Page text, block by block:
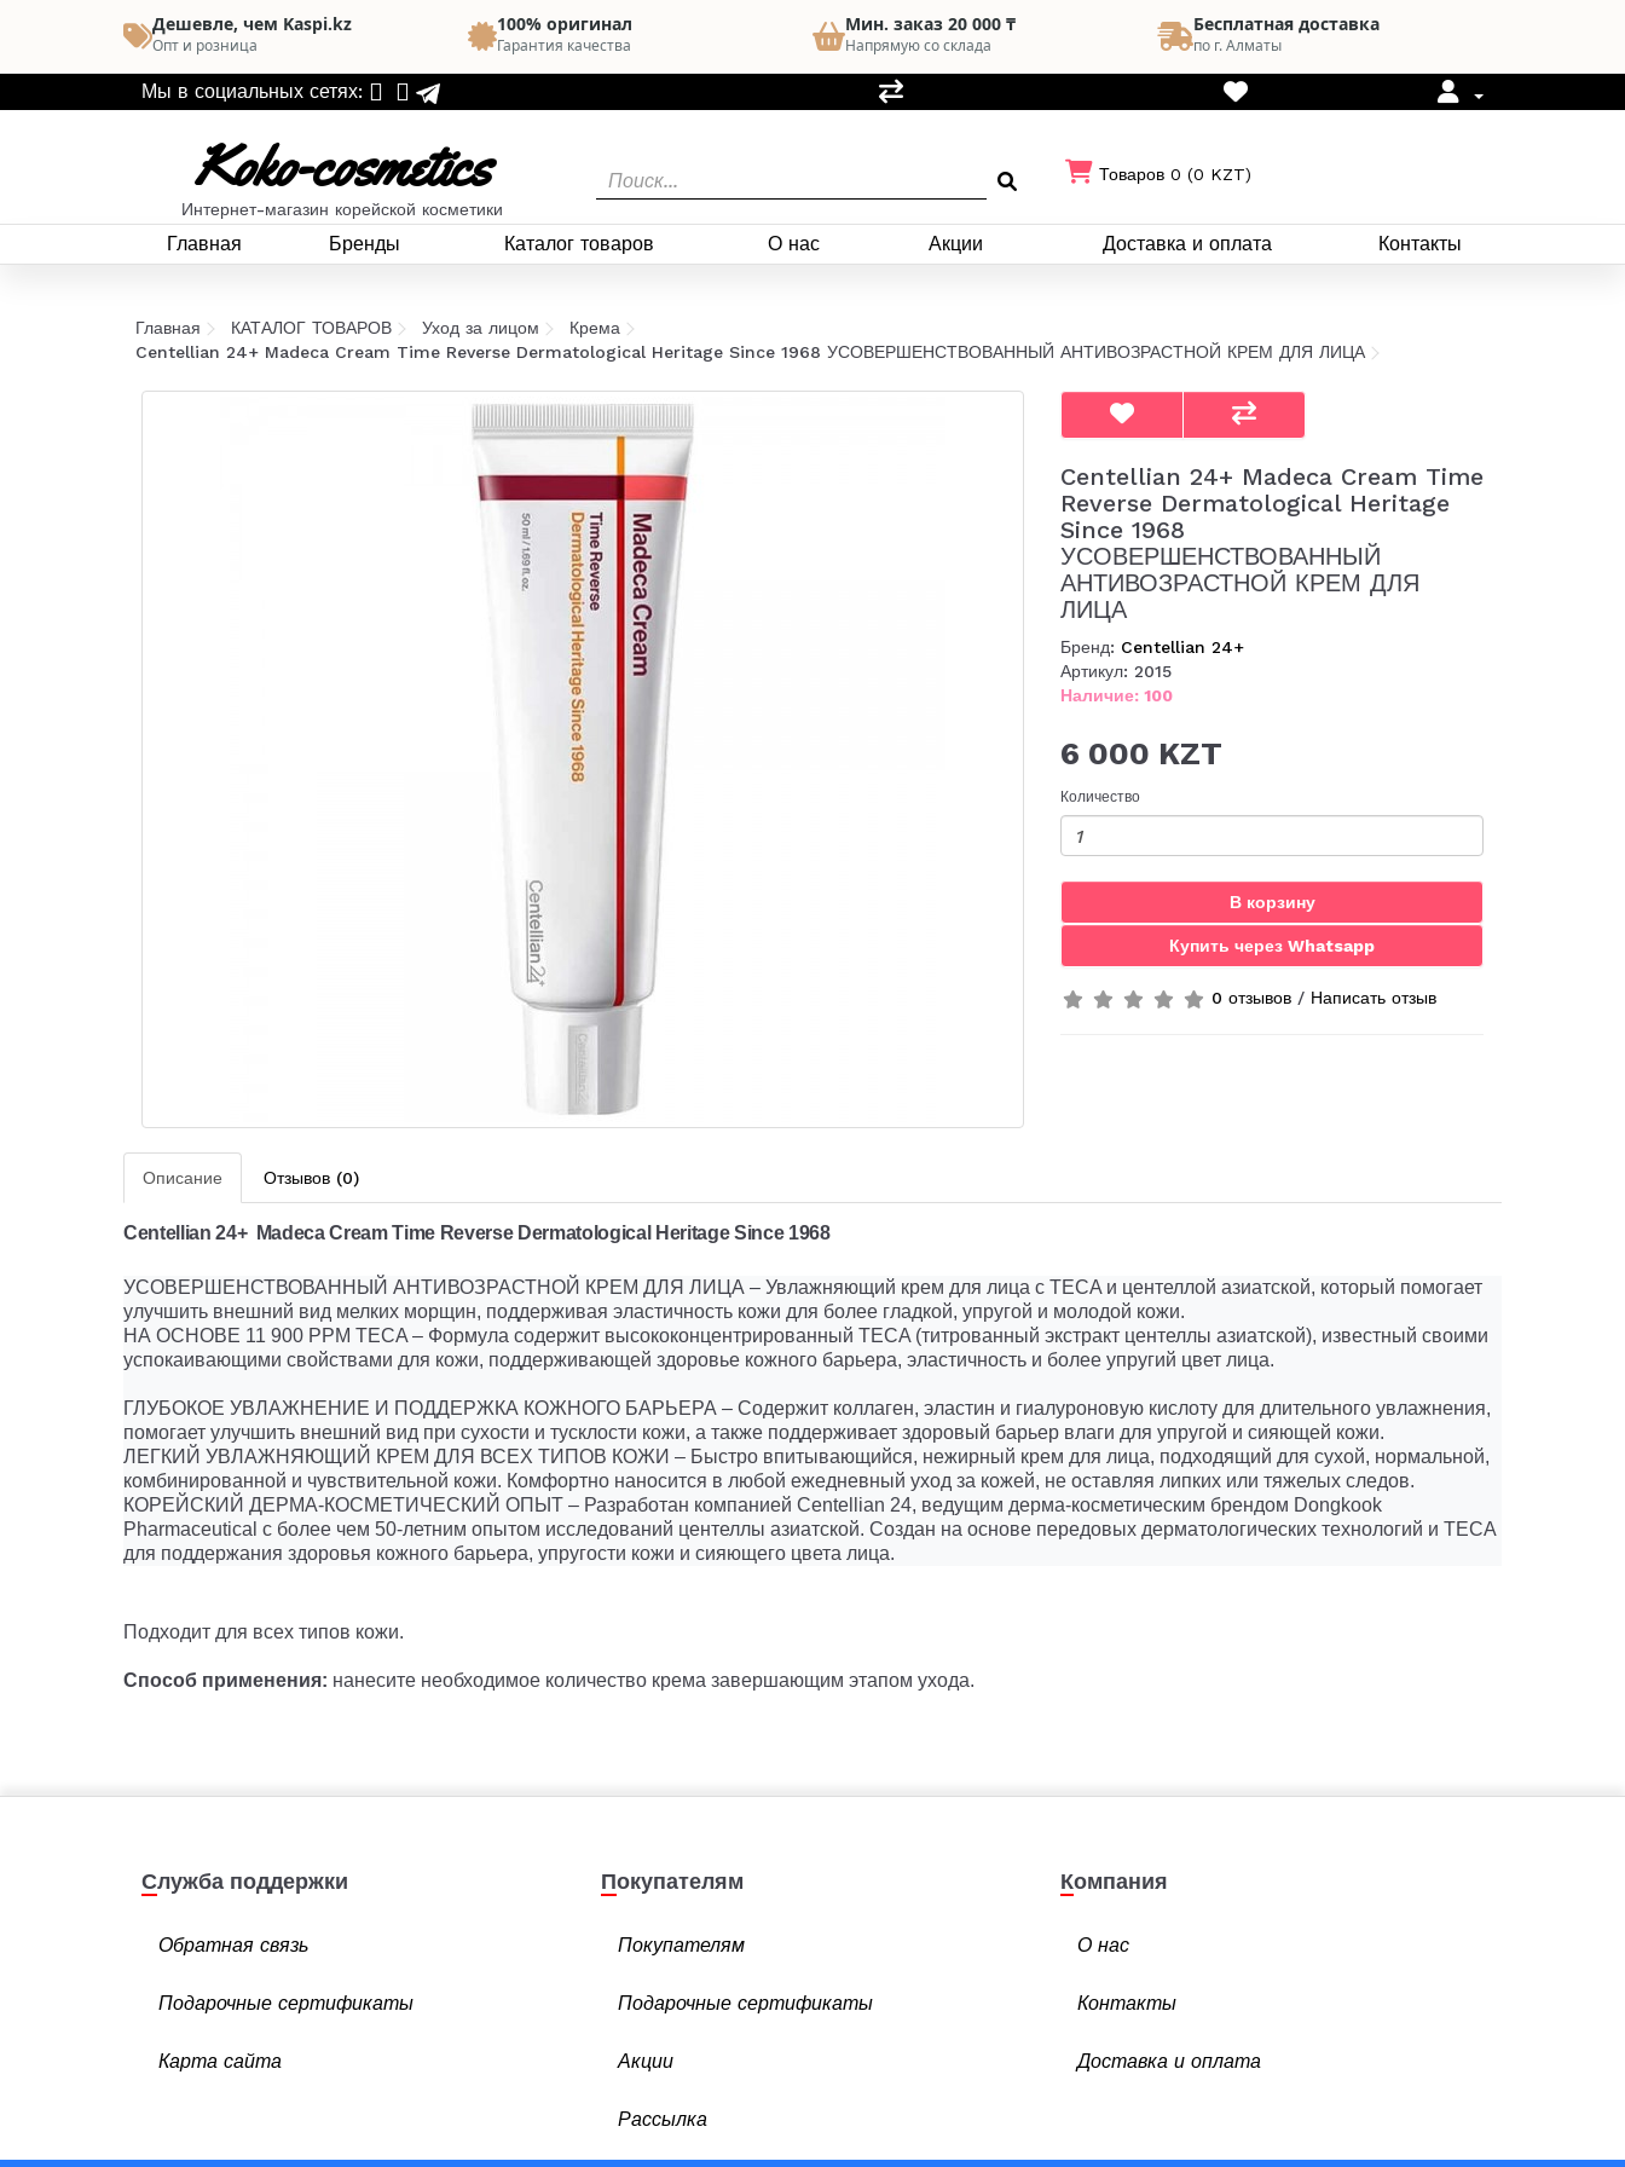
Дешевле, чем Kaspi.kz
Опт и розница
100% оригинал
Гарантия качества
Мин. заказ 20 000 ₸
Напрямую со склада
Бесплатная доставка
по г. Алматы
Мы в социальных сетях:
Koko-cosmetics
Интернет-магазин корейской косметики
Товаров 0 (0 KZT)
Главная Бренды Каталог товаров О нас Акции Доставка и оплата Контакты
Главная КАТАЛОГ ТОВАРОВ Уход за лицом
Крема
Centellian 24+ Madeca Cream Time Reverse Dermatological Heritage Since 1968 УСОВЕРШЕНСТВОВАННЫЙ АНТИВОЗРАСТНОЙ КРЕМ ДЛЯ ЛИЦА
Centellian 24+ Madeca Cream Time
Reverse Dermatological Heritage
Since 1968
УСОВЕРШЕНСТВОВАННЫЙ
АНТИВОЗРАСТНОЙ КРЕМ ДЛЯ
ЛИЦА
Бренд: Centellian 24+
Артикул: 2015
Наличие: 100
6 000 KZT
Количество
В корзину
Купить через Whatsapp
0 отзывов / Написать отзыв
Описание Отзывов (0)
Centellian 24+ Madeca Cream Time Reverse Dermatological Heritage Since 1968
УСОВЕРШЕНСТВОВАННЫЙ АНТИВОЗРАСТНОЙ КРЕМ ДЛЯ ЛИЦА – Увлажняющий крем для лица с TECA и центеллой азиатской, который помогает
улучшить внешний вид мелких морщин, поддерживая эластичность кожи для более гладкой, упругой и молодой кожи.
НА ОСНОВЕ 11 900 PPM TECA – Формула содержит высококонцентрированный TECA (титрованный экстракт центеллы азиатской), известный своими
успокаивающими свойствами для кожи, поддерживающей здоровье кожного барьера, эластичность и более упругий цвет лица.
ГЛУБОКОЕ УВЛАЖНЕНИЕ И ПОДДЕРЖКА КОЖНОГО БАРЬЕРА – Содержит коллаген, эластин и гиалуроновую кислоту для длительного увлажнения,
помогает улучшить внешний вид при сухости и тусклости кожи, а также поддерживает здоровый барьер влаги для упругой и сияющей кожи.
ЛЕГКИЙ УВЛАЖНЯЮЩИЙ КРЕМ ДЛЯ ВСЕХ ТИПОВ КОЖИ – Быстро впитывающийся, нежирный крем для лица, подходящий для сухой, нормальной,
комбинированной и чувствительной кожи. Комфортно наносится в любой ежедневный уход за кожей, не оставляя липких или тяжелых следов.
КОРЕЙСКИЙ ДЕРМА-КОСМЕТИЧЕСКИЙ ОПЫТ – Разработан компанией Centellian 24, ведущим дерма-косметическим брендом Dongkook
Pharmaceutical с более чем 50-летним опытом исследований центеллы азиатской. Создан на основе передовых дерматологических технологий и TECA
для поддержания здоровья кожного барьера, упругости кожи и сияющего цвета лица.
Подходит для всех типов кожи.
Способ применения: нанесите необходимое количество крема завершающим этапом ухода.
Служба поддержки
Обратная связь
Подарочные сертификаты
Карта сайта
Покупателям
Покупателям
Подарочные сертификаты
Акции
Рассылка
Компания
О нас
Контакты
Доставка и оплата